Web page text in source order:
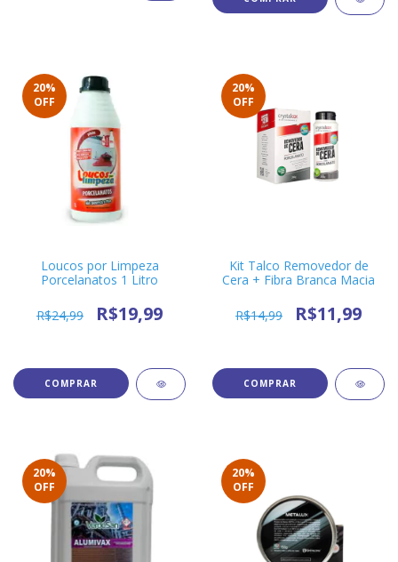
20%
OFF
Loucos por Limpeza
Porcelanatos 1 Litro
R$24,99 R$19,99
20%
OFF
Kit Talco Removedor de
Cera + Fibra Branca Macia
R$14,99 R$11,99
20%
OFF
20%
OFF